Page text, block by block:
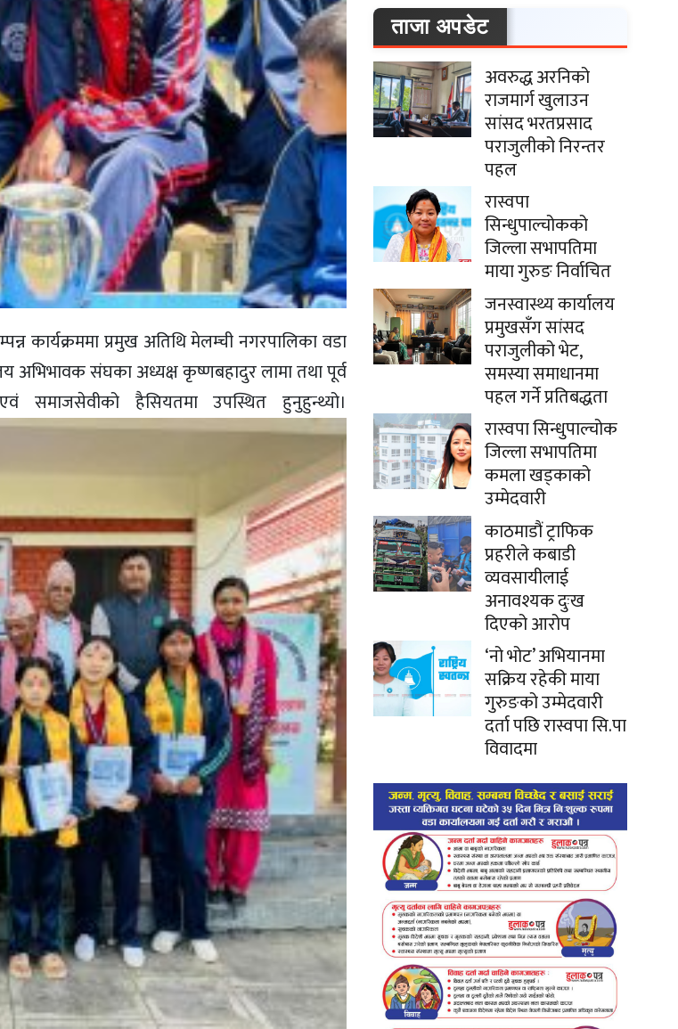
कार्यक्रममा प्रमुख अतिथि मेलम्ची नगरपालिका वडा
अभिभावक संघका अध्यक्ष कृष्णबहादुर लामा तथा पूर्व
समाजसेवीको हैसियतमा उपस्थित हुनुहुन्थ्यो।
ताजा अपडेट
अवरुद्ध अरनिको
राजमार्ग खुलाउन
सांसद भरतप्रसाद
पराजुलीको निरन्तर
पहल
रास्वपा
सिन्धुपाल्चोकको
जिल्ला सभापतिमा
माया गुरुङ निर्वाचित
जनस्वास्थ्य कार्यालय
प्रमुखसँग सांसद
पराजुलीको भेट,
समस्या समाधानमा
पहल गर्ने प्रतिबद्धता
रास्वपा सिन्धुपाल्चोक
जिल्ला सभापतिमा
कमला खड्काको
उम्मेदवारी
काठमाडौं ट्राफिक
प्रहरीले कबाडी
व्यवसायीलाई
अनावश्यक दुःख
दिएको आरोप
‘नो भोट’ अभियानमा
सक्रिय रहेकी माया
गुरुङको उम्मेदवारी
दर्ता पछि रास्वपा सि.पा
विवादमा